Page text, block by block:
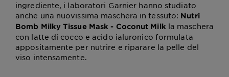
ingrediente, i laboratori Garnier hanno studiato
anche una nuovissima maschera in tessuto: Nutri
Bomb Milky Tissue Mask - Coconut Milk la maschera
con latte di cocco e acido ialuronico formulata
appositamente per nutrire e riparare la pelle del
viso intensamente.